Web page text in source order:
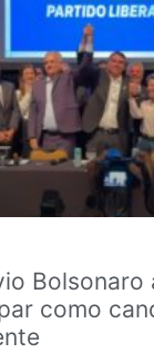
Bolsonaro
como